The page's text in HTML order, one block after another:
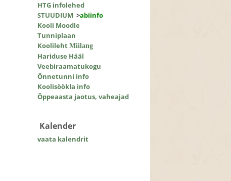
HTG infolehed
STUUDIUM >abiinfo
Kooli Moodle
Tunniplaan
KoolilehtMiilang
Hariduse Hääl
Veebiraamatukogu
Õnnetunni info
Koolisöökla info
Õppeaasta jaotus, vaheajad
Kalender
vaata kalendrit